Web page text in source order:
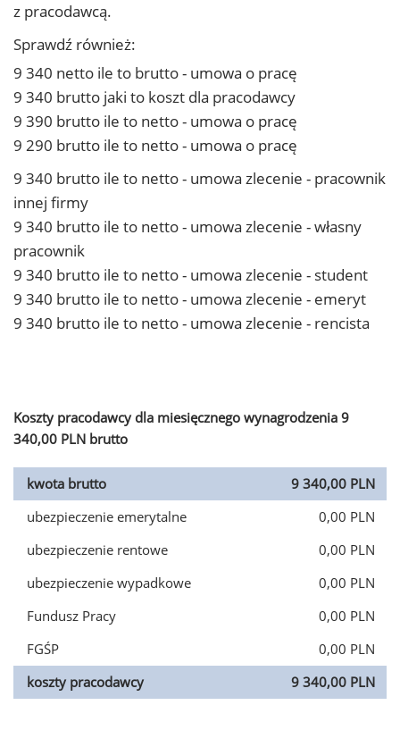
z pracodawcą.
Sprawdź również:
9 340 netto ile to brutto - umowa o pracę
9 340 brutto jaki to koszt dla pracodawcy
9 390 brutto ile to netto - umowa o pracę
9 290 brutto ile to netto - umowa o pracę
9 340 brutto ile to netto - umowa zlecenie - pracownik
innej firmy
9 340 brutto ile to netto - umowa zlecenie - własny
pracownik
9 340 brutto ile to netto - umowa zlecenie - student
9 340 brutto ile to netto - umowa zlecenie - emeryt
9 340 brutto ile to netto - umowa zlecenie - rencista
Koszty pracodawcy dla miesięcznego wynagrodzenia 9
340,00 PLN brutto
kwota brutto
9 340,00 PLN
ubezpieczenie emerytalne
0,00 PLN
ubezpieczenie rentowe
0,00 PLN
ubezpieczenie wypadkowe
0,00 PLN
Fundusz Pracy
0,00 PLN
FGŚP
0,00 PLN
koszty pracodawcy
9 340,00 PLN